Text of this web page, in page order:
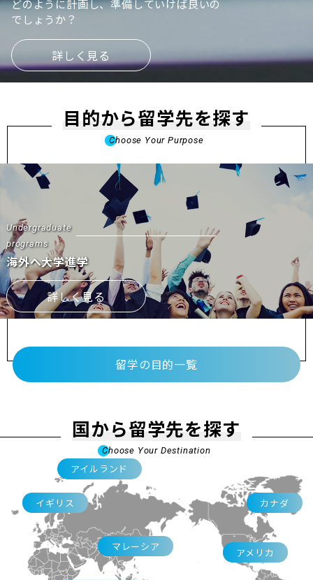
どのように計画し、準備していけば良いの
でしょうか？
詳しく見る
目的から留学先を探す
Choose Your Purpose
Undergraduate
programs
海外へ大学進学
詳しく見る
留学の目的一覧
国から留学先を探す
Choose Your Destination
アメリカ
カナダ
イギリス
アイルランド
マレーシア